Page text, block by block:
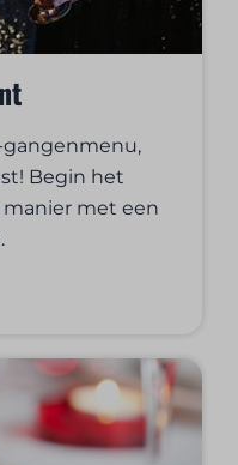
gangenmenu,
Begin het
met een